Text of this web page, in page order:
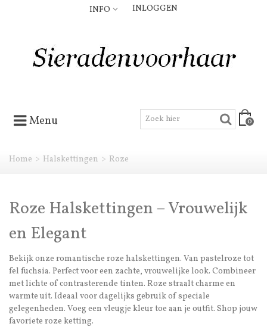
INFO INLOGGEN
Menu 0
Home > Halskettingen > Roze
Roze Halskettingen – Vrouwelijk
en Elegant
Bekijk onze romantische roze halskettingen. Van pastelroze tot
fel fuchsia. Perfect voor een zachte, vrouwelijke look. Combineer
met lichte of contrasterende tinten. Roze straalt charme en
warmte uit. Ideaal voor dagelijks gebruik of speciale
gelegenheden. Voeg een vleugje kleur toe aan je outfit. Shop jouw
favoriete roze ketting.